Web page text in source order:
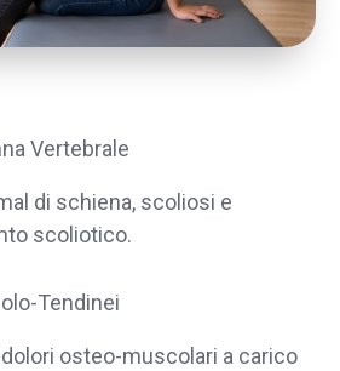
Vertebrale
di schiena, scoliosi e
scoliotico.
Tendinei
osteo-muscolari a carico